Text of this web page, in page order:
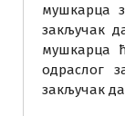
мушкарца
закључак
мушкарца
одраслог
закључак